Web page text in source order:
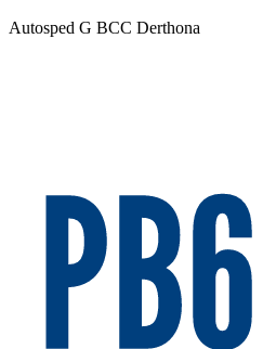
Autosped G BCC Derthona